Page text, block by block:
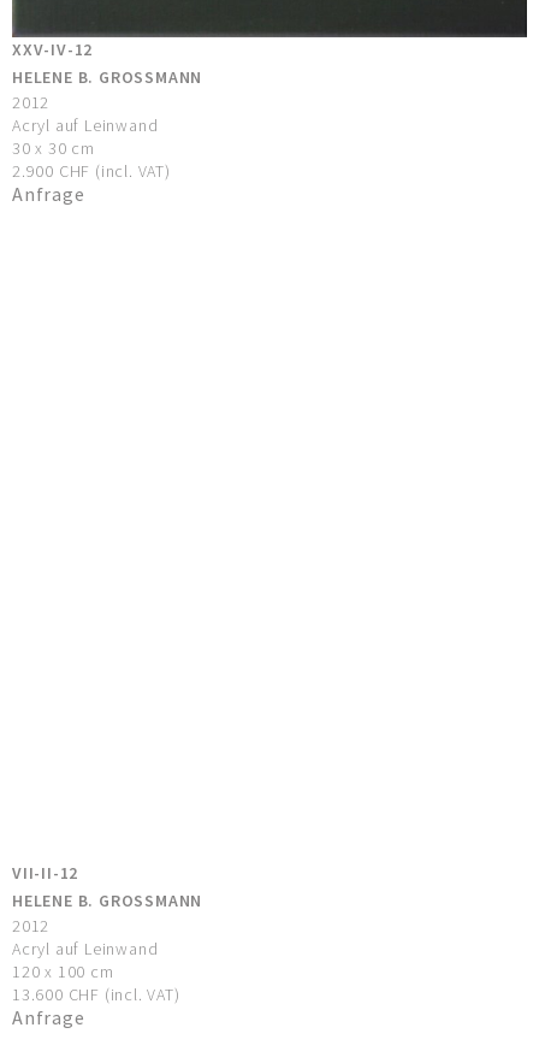
XXV-IV-12
HELENE B. GROSSMANN
2012
Acryl auf Leinwand
30 x 30 cm
2.900 CHF (incl. VAT)
Anfrage
VII-II-12
HELENE B. GROSSMANN
2012
Acryl auf Leinwand
120 x 100 cm
13.600 CHF (incl. VAT)
Anfrage